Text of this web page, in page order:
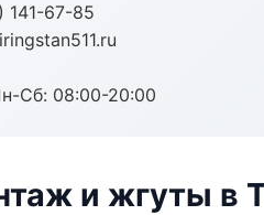
141-67-85
Сб: 08:00-20:00
и жгуты в